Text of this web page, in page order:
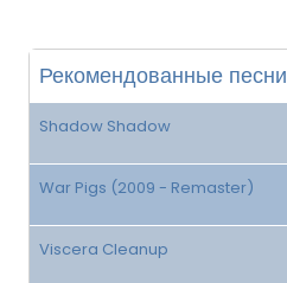
Рекомендованные песни
Shadow Shadow
War Pigs (2009 - Remaster)
Viscera Cleanup